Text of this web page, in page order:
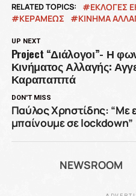
RELATED TOPICS:
ΕΚΛΟΓΕΣ
ΚΕΡΑΜΕΩΣ
ΚΙΝΗΜΑ
UP NEXT
Project “Διάλογοι”- Η
Κινήματος Αλλαγής:
Καραπαππά
DON'T MISS
Παύλος Χρηστίδης: “Με
μπαίνουμε σε lockdown”
NEWSROOM